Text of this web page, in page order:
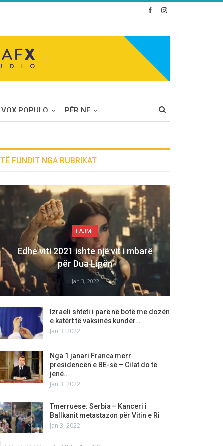
VOX POPULO PËR NE
TË FUNDIT NGA RUBRIKAT
LAJME
Edhe viti 2021 ishte një vit i mbarë
për Dua Lipën
Jan 3, 2022
Izraeli shteti i parë në botë me dozën
e katërt të vaksinës kundër…
Jan 3, 2022
Nga 1 janari Franca merr
presidencën e BE-së – Cilat do të
jenë…
Jan 3, 2022
Tmerruese: Serbia – Kanceri i
Ballkanit metastazon për Vitin e Ri
Jan 3, 2022